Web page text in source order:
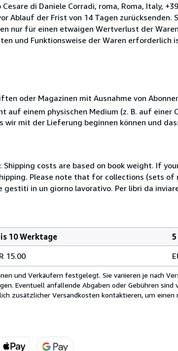
di Daniele Corradi, roma, Roma, Italy,
Ablauf der Frist von 14 Tagen zurücksenden.
nur für einen etwaigen Wertverlust der
und Funktionsweise der Waren erforderlich
oder Magazinen mit Ausnahme von
einem physischen Medium (z. B. auf einer
wir mit der Lieferung beginnen können und
costs are based on book weight. If
Please note that for collections (sets
in un giorno lavorativo. Per libri da
10 Werktage
15.00
und Verkäufern festgelegt. Sie variieren je nach
Eventuell anfallende Abgaben oder Gebühren
zusätzlicher Versandkosten kontaktieren, um